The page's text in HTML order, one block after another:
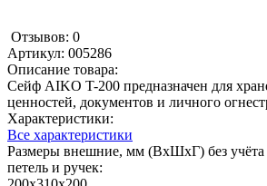
Отзывов: 0
Артикул: 005286
Описание товара:
Сейф AIKO T-200 предназначен для
ценностей, документов и личного
Характеристики:
Все характеристики
Размеры внешние, мм (ВхШхГ) без учёта
петель и ручек: